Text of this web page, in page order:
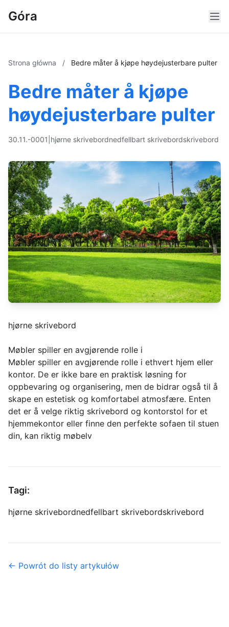
Góra
Strona główna / Bedre måter å kjøpe høydejusterbare pulter
Bedre måter å kjøpe
høydejusterbare pulter
30.11.-0001 hjørne skrivebordnedfellbart skrivebordskrivebord
hjørne skrivebord
Møbler spiller en avgjørende rolle i
Møbler spiller en avgjørende rolle i ethvert hjem eller
kontor. De er ikke bare en praktisk løsning for
oppbevaring og organisering, men de bidrar også til å
skape en estetisk og komfortabel atmosfære. Enten
det er å velge riktig skrivebord og kontorstol for et
hjemmekontor eller finne den perfekte sofaen til stuen
din, kan riktig møbelv
Tagi:
hjørne skrivebordnedfellbart skrivebordskrivebord
← Powrót do listy artykułów